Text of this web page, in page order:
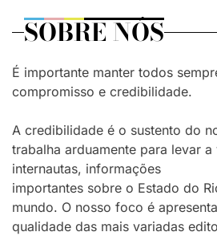
SOBRE NÓS
É importante manter todos
compromisso e credibilidade.
A credibilidade é o sustento do
trabalha arduamente para levar
internautas, informações
importantes sobre o Estado do
mundo. O nosso foco é
qualidade das mais variadas